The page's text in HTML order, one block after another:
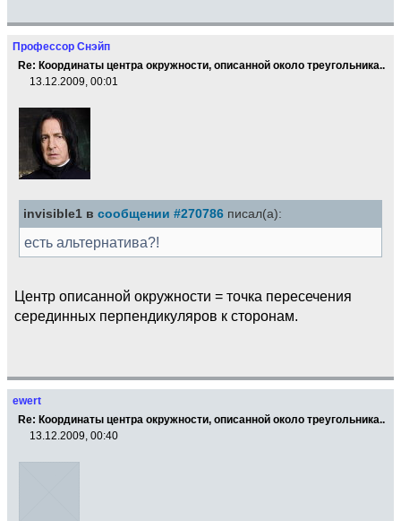
Профессор Снэйп
Re: Координаты центра окружности, описанной около треугольника..
13.12.2009, 00:01
invisible1 в сообщении #270786 писал(а):
есть альтернатива?!
Центр описанной окружности = точка пересечения
серединных перпендикуляров к сторонам.
ewert
Re: Координаты центра окружности, описанной около треугольника..
13.12.2009, 00:40